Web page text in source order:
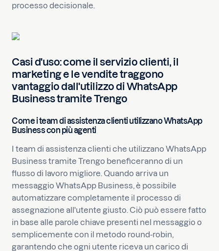
processo decisionale.
Casi d'uso: come il servizio clienti, il
marketing e le vendite traggono
vantaggio dall'utilizzo di WhatsApp
Business tramite Trengo
Come i team di assistenza clienti utilizzano WhatsApp
Business con più agenti
I team di assistenza clienti che utilizzano WhatsApp
Business tramite Trengo beneficeranno di un
flusso di lavoro migliore. Quando arriva un
messaggio WhatsApp Business, è possibile
automatizzare completamente il processo di
assegnazione all'utente giusto. Ciò può essere fatto
in base alle parole chiave presenti nel messaggio o
semplicemente con il metodo round-robin,
garantendo che ogni utente riceva un carico di